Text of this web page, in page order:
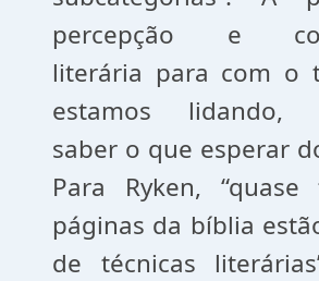
percepção e
literária para com o
estamos lidando,
saber o que esperar
Para Ryken,
páginas da bíblia
de técnicas